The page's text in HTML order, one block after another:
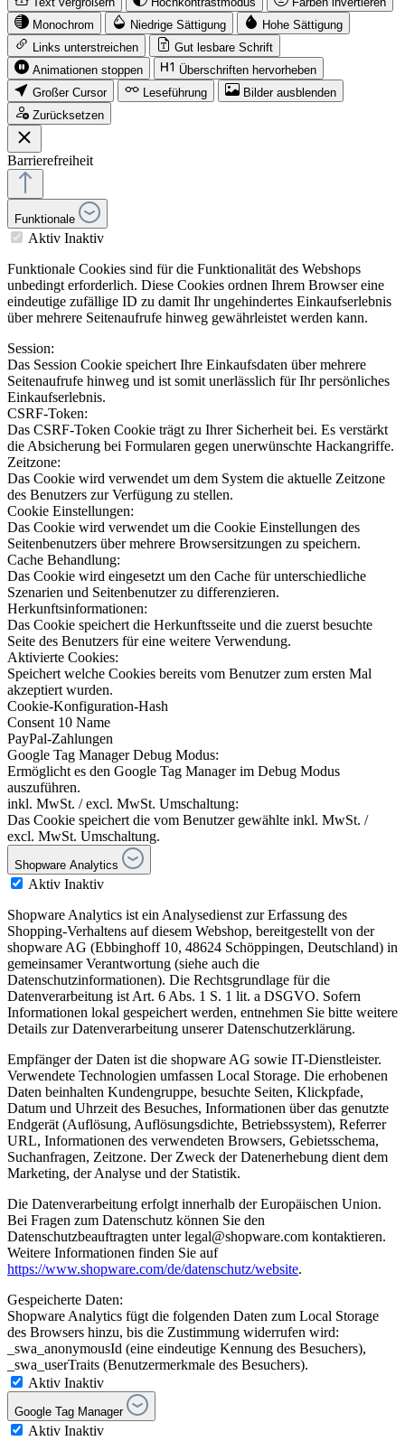
Monochrom
Niedrige Sättigung
Hohe Sättigung
Links unterstreichen
Gut lesbare Schrift
Animationen stoppen
Überschriften hervorheben
Großer Cursor
Leseführung
Bilder ausblenden
Zurücksetzen
Barrierefreiheit
Funktionale
Aktiv Inaktiv
Funktionale Cookies sind für die Funktionalität des Webshops
unbedingt erforderlich. Diese Cookies ordnen Ihrem Browser eine
eindeutige zufällige ID zu damit Ihr ungehindertes Einkaufserlebnis
über mehrere Seitenaufrufe hinweg gewährleistet werden kann.
Session:
Das Session Cookie speichert Ihre Einkaufsdaten über mehrere
Seitenaufrufe hinweg und ist somit unerlässlich für Ihr persönliches
Einkaufserlebnis.
CSRF-Token:
Das CSRF-Token Cookie trägt zu Ihrer Sicherheit bei. Es verstärkt
die Absicherung bei Formularen gegen unerwünschte Hackangriffe.
Zeitzone:
Das Cookie wird verwendet um dem System die aktuelle Zeitzone
des Benutzers zur Verfügung zu stellen.
Cookie Einstellungen:
Das Cookie wird verwendet um die Cookie Einstellungen des
Seitenbenutzers über mehrere Browsersitzungen zu speichern.
Cache Behandlung:
Das Cookie wird eingesetzt um den Cache für unterschiedliche
Szenarien und Seitenbenutzer zu differenzieren.
Herkunftsinformationen:
Das Cookie speichert die Herkunftsseite und die zuerst besuchte
Seite des Benutzers für eine weitere Verwendung.
Aktivierte Cookies:
Speichert welche Cookies bereits vom Benutzer zum ersten Mal
akzeptiert wurden.
Cookie-Konfiguration-Hash
Consent 10 Name
PayPal-Zahlungen
Google Tag Manager Debug Modus:
Ermöglicht es den Google Tag Manager im Debug Modus
auszuführen.
inkl. MwSt. / excl. MwSt. Umschaltung:
Das Cookie speichert die vom Benutzer gewählte inkl. MwSt. /
excl. MwSt. Umschaltung.
Shopware Analytics
Aktiv Inaktiv
Shopware Analytics ist ein Analysedienst zur Erfassung des
Shopping-Verhaltens auf diesem Webshop, bereitgestellt von der
shopware AG (Ebbinghoff 10, 48624 Schöppingen, Deutschland) in
gemeinsamer Verantwortung (siehe auch die
Datenschutzinformationen). Die Rechtsgrundlage für die
Datenverarbeitung ist Art. 6 Abs. 1 S. 1 lit. a DSGVO. Sofern
Informationen lokal gespeichert werden, entnehmen Sie bitte weitere
Details zur Datenverarbeitung unserer Datenschutzerklärung.
Empfänger der Daten ist die shopware AG sowie IT-Dienstleister.
Verwendete Technologien umfassen Local Storage. Die erhobenen
Daten beinhalten Kundengruppe, besuchte Seiten, Klickpfade,
Datum und Uhrzeit des Besuches, Informationen über das genutzte
Endgerät (Auflösung, Auflösungsdichte, Betriebssystem), Referrer
URL, Informationen des verwendeten Browsers, Gebietsschema,
Suchanfragen, Zeitzone. Der Zweck der Datenerhebung dient dem
Marketing, der Analyse und der Statistik.
Die Datenverarbeitung erfolgt innerhalb der Europäischen Union.
Bei Fragen zum Datenschutz können Sie den
Datenschutzbeauftragten unter legal@shopware.com kontaktieren.
Weitere Informationen finden Sie auf
https://www.shopware.com/de/datenschutz/website.
Gespeicherte Daten:
Shopware Analytics fügt die folgenden Daten zum Local Storage
des Browsers hinzu, bis die Zustimmung widerrufen wird:
_swa_anonymousId (eine eindeutige Kennung des Besuchers),
_swa_userTraits (Benutzermerkmale des Besuchers).
Aktiv Inaktiv
Google Tag Manager
Aktiv Inaktiv